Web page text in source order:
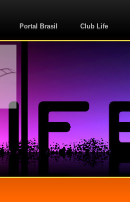
Portal Brasil Club Life